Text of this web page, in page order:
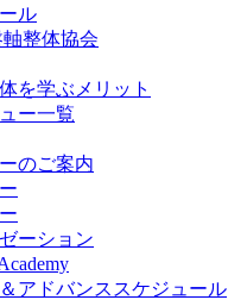
ル
整体協会
を学ぶメリット
ー一覧
のご案内
ーション
アドバンススケジュール